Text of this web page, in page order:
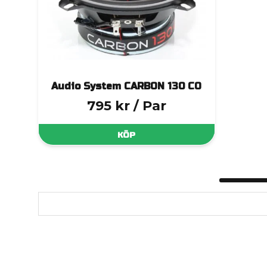
Audio System CARBON 130 CO
795 kr / Par
KÖP